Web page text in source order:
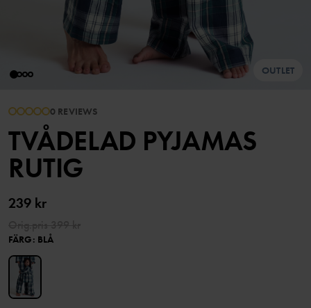
OUTLET
0 REVIEWS
TVÅDELAD PYJAMAS
RUTIG
239 kr
FÄRG: BLÅ